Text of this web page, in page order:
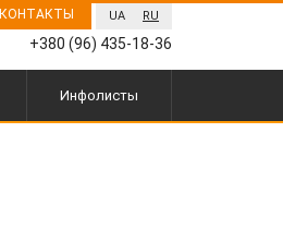
UA RU
КОНТАКТЫ
+380 (96) 435-18-36
Инфолисты